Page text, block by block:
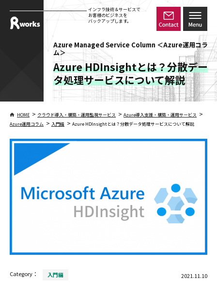
インフラ技術＆サービスで
お客様のビジネスを
バックアップします。
Azure Managed Service Column ＜Azure運用コラ
ム＞
Azure HDInsightとは？分散デー
タ処理サービスについて解説
HOME > クラウド導入・構築・運用監視サービス > Azure導入支援・構築・運用サービス >
Azure運用コラム > 入門編 > Azure HDInsightとは？分散データ処理サービスについて解説
Category： 入門編 2021.11.10